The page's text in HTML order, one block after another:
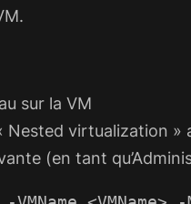
sur la VM
virtualization »
(en tant